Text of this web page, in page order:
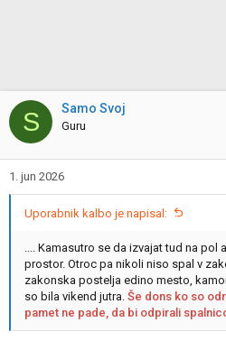
S Samo Svoj
Guru
1. jun 2026
Uporabnik kalbo je napisal:
.... Kamasutro se da izvajat tud na pol
prostor. Otroc pa nikoli niso spal v
zakonska postelja edino mesto,
so bila vikend jutra. Še dons ko so
pamet ne pade, da bi odpirali